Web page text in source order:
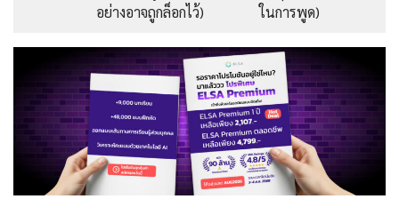
อย่างอาจถูกล็อกไว้)
ในการพูด)